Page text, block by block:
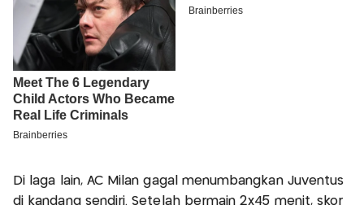
Di laga lain, AC Milan gagal menumbangkan Juventus
di kandang sendiri. Setelah bermain 2x45 menit, skor